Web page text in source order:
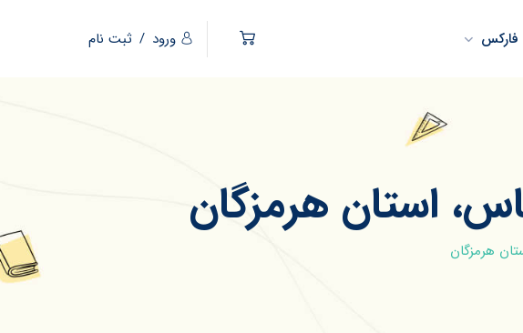
فارکس ورود / ثبت نام
استان هرمزگان
هرمزگان